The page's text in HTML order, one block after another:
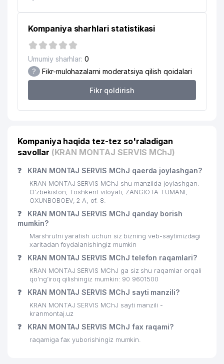
Kompaniya sharhlari statistikasi
Umumiy sharhlar: 0
? Fikr-mulohazalarni moderatsiya qilish qoidalari
Fikr qoldirish
Kompaniya haqida tez-tez so'raladigan
savollar (KRAN MONTAJ SERVIS MChJ)
❓ KRAN MONTAJ SERVIS MChJ qaerda joylashgan?
KRAN MONTAJ SERVIS MChJ shu manzilda joylashgan:
O'zbekiston, Toshkent viloyati, ZANGIOTA TUMANI,
OXUNBOBOEV, 2 А, of. 8.
❓
KRAN MONTAJ SERVIS MChJ qanday borish
mumkin?
Marshrutni yaratish uchun siz bizning veb-saytimizdagi
xaritadan foydalanishingiz mumkin
❓ KRAN MONTAJ SERVIS MChJ telefon raqamlari?
KRAN MONTAJ SERVIS MChJ ga siz shu raqamlar orqali
qo’ng’iroq qilishingiz mumkin: 90 9601500
❓ KRAN MONTAJ SERVIS MChJ sayti manzili?
KRAN MONTAJ SERVIS MChJ sayti manzili -
kranmontaj.uz
❓ KRAN MONTAJ SERVIS MChJ fax raqami?
raqamiga fax yuborishingiz mumkin.